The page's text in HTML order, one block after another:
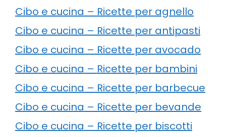
Cibo e cucina – Ricette per agnello
Cibo e cucina – Ricette per antipasti
Cibo e cucina – Ricette per avocado
Cibo e cucina – Ricette per bambini
Cibo e cucina – Ricette per barbecue
Cibo e cucina – Ricette per bevande
Cibo e cucina – Ricette per biscotti